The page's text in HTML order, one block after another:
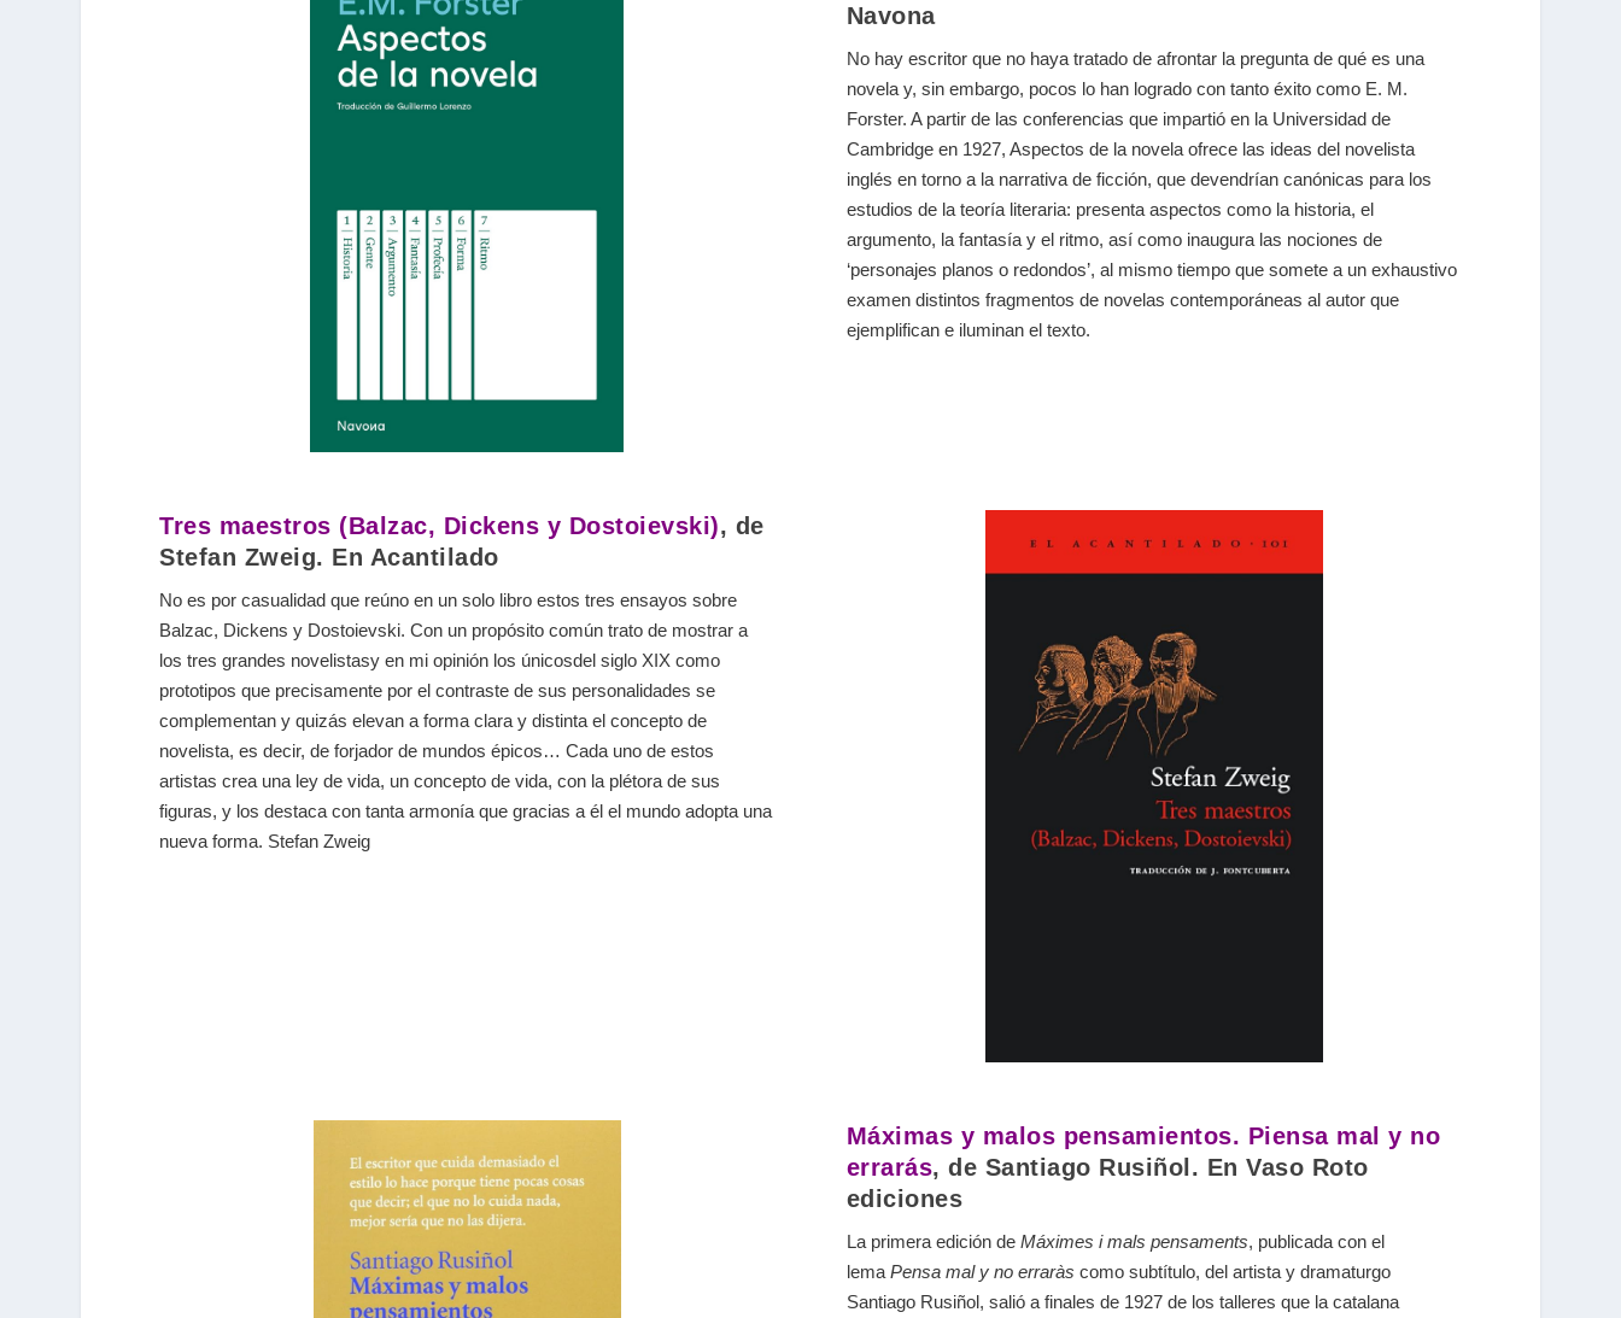
Navona
No hay escritor que no haya tratado de afrontar la pregunta de qué es una
novela y, sin embargo, pocos lo han logrado con tanto éxito como E. M.
Forster. A partir de las conferencias que impartió en la Universidad de
Cambridge en 1927, Aspectos de la novela ofrece las ideas del novelista
inglés en torno a la narrativa de ficción, que devendrían canónicas para los
estudios de la teoría literaria: presenta aspectos como la historia, el
argumento, la fantasía y el ritmo, así como inaugura las nociones de
‘personajes planos o redondos’, al mismo tiempo que somete a un exhaustivo
examen distintos fragmentos de novelas contemporáneas al autor que
ejemplifican e iluminan el texto.
Tres maestros (Balzac, Dickens y Dostoievski), de
Stefan Zweig. En Acantilado
No es por casualidad que reúno en un solo libro estos tres ensayos sobre
Balzac, Dickens y Dostoievski. Con un propósito común trato de mostrar a
los tres grandes novelistasy en mi opinión los únicosdel siglo XIX como
prototipos que precisamente por el contraste de sus personalidades se
complementan y quizás elevan a forma clara y distinta el concepto de
novelista, es decir, de forjador de mundos épicos… Cada uno de estos
artistas crea una ley de vida, un concepto de vida, con la plétora de sus
figuras, y los destaca con tanta armonía que gracias a él el mundo adopta una
nueva forma. Stefan Zweig
Máximas y malos pensamientos. Piensa mal y no
errarás, de Santiago Rusiñol. En Vaso Roto
ediciones
La primera edición de Máximes i mals pensaments, publicada con el
lema Pensa mal y no erraràs como subtítulo, del artista y dramaturgo
Santiago Rusiñol, salió a finales de 1927 de los talleres que la catalana